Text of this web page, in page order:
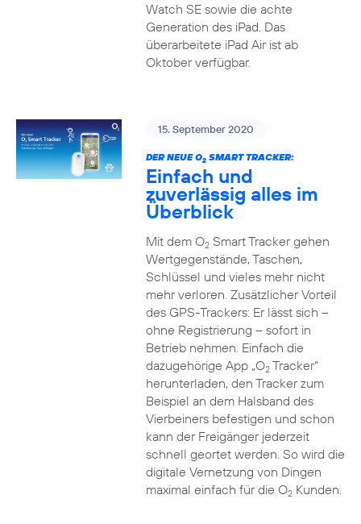
Watch SE sowie die achte
Generation des iPad. Das
überarbeitete iPad Air ist ab
Oktober verfügbar.
15. September 2020
DER NEUE O2SMART TRACKER:
Einfach und
zuverlässig alles im
Überblick
Mit dem O2Smart Tracker gehen
Wertgegenstände, Taschen,
Schlüssel und vieles mehr nicht
mehr verloren. Zusätzlicher Vorteil
des GPS-Trackers: Er lässt sich –
ohne Registrierung – sofort in
Betrieb nehmen. Einfach die
dazugehörige App „O2Tracker“
herunterladen, den Tracker zum
Beispiel an dem Halsband des
Vierbeiners befestigen und schon
kann der Freigänger jederzeit
schnell geortet werden. So wird die
digitale Vernetzung von Dingen
maximal einfach für die O2Kunden.